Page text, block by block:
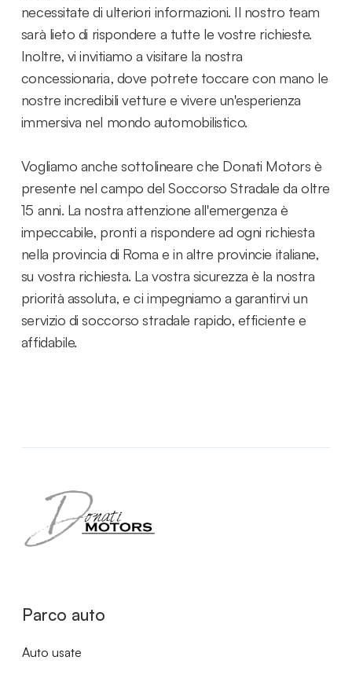
necessitate di ulteriori informazioni. Il nostro team
sarà lieto di rispondere a tutte le vostre richieste.
Inoltre, vi invitiamo a visitare la nostra
concessionaria, dove potrete toccare con mano le
nostre incredibili vetture e vivere un'esperienza
immersiva nel mondo automobilistico.
Vogliamo anche sottolineare che Donati Motors è
presente nel campo del Soccorso Stradale da oltre
15 anni. La nostra attenzione all'emergenza è
impeccabile, pronti a rispondere ad ogni richiesta
nella provincia di Roma e in altre provincie italiane,
su vostra richiesta. La vostra sicurezza è la nostra
priorità assoluta, e ci impegniamo a garantirvi un
servizio di soccorso stradale rapido, efficiente e
affidabile.
Parco auto
Auto usate